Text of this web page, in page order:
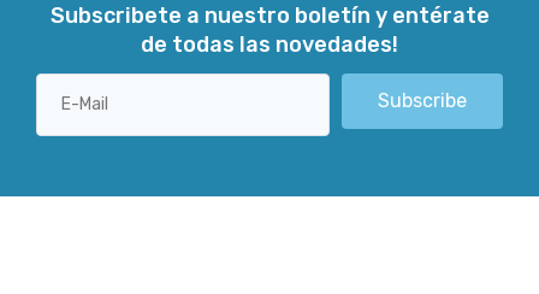
Subscribete a nuestro boletín y entérate
de todas las novedades!
Subscribe